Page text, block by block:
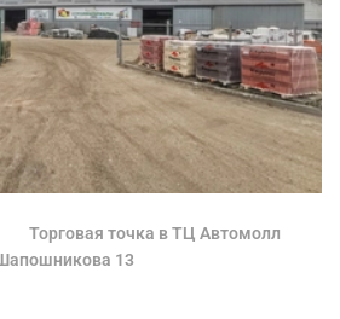
Торговая точка в ТЦ Автомолл
13